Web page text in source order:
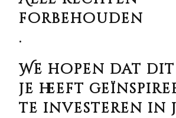
forbehouden
.
We hopen dat
je heeft
te investeren in